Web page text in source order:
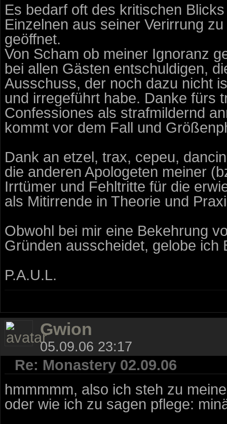
Es bedarf oft des kritischen
Einzelnen aus seiner Verirrung
geöffnet.
Von Scham ob meiner Ignoranz
bei allen Gästen entschuldigen,
Ausschuss, der noch dazu nicht
und irregeführt habe. Danke fürs
Confessiones als strafmildernd
kommt vor dem Fall und
Dank an etzel, trax, cepeu,
die anderen Apologeten meiner
Irrtümer und Fehltritte für die
als Mitirrende in Theorie und
Obwohl bei mir eine Bekehrung
Gründen ausscheidet, gelobe ich
P.A.U.L.
Gwion
05.09.06 23:17
Re: Monastery 02.09.06
hmmmmm, also ich steh zu
oder wie ich zu sagen pflege: